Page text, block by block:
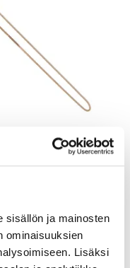
sisällön ja mainosten
ominaisuuksien
Lisäksi